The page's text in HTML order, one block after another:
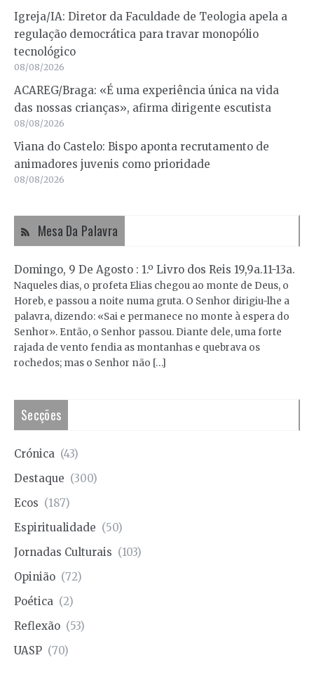
Igreja/IA: Diretor da Faculdade de Teologia apela a
regulação democrática para travar monopólio
tecnológico
08/08/2026
ACAREG/Braga: «É uma experiência única na vida
das nossas crianças», afirma dirigente escutista
08/08/2026
Viana do Castelo: Bispo aponta recrutamento de
animadores juvenis como prioridade
08/08/2026
Mesa Da Palavra
Domingo, 9 De Agosto : 1.º Livro dos Reis 19,9a.11-13a.
Naqueles dias, o profeta Elias chegou ao monte de Deus, o
Horeb, e passou a noite numa gruta. O Senhor dirigiu-lhe a
palavra, dizendo: «Sai e permanece no monte à espera do
Senhor». Então, o Senhor passou. Diante dele, uma forte
rajada de vento fendia as montanhas e quebrava os
rochedos; mas o Senhor não […]
Secções
Crónica (43)
Destaque (300)
Ecos (187)
Espiritualidade (50)
Jornadas Culturais (103)
Opinião (72)
Poética (2)
Reflexão (53)
UASP (70)